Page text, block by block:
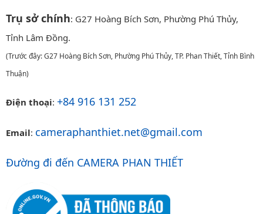
Trụ sở chính: G27 Hoàng Bích Sơn, Phường Phú Thủy,
Tỉnh Lâm Đồng.
(Trước đây: G27 Hoàng Bích Sơn, Phường Phú Thủy, TP. Phan Thiết, Tỉnh Bình
Thuận)
Điện thoại: +84 916 131 252
Email: cameraphanthiet.net@gmail.com
Đường đi đến CAMERA PHAN THIẾT